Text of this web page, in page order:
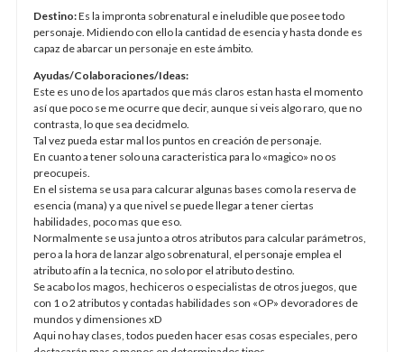
Destino:Es la impronta sobrenatural e ineludible que posee todo
personaje. Midiendo con ello la cantidad de esencia y hasta donde es
capaz de abarcar un personaje en este ámbito.
Ayudas/Colaboraciones/Ideas:
Este es uno de los apartados que más claros estan hasta el momento
así que poco se me ocurre que decir, aunque si veis algo raro, que no
contrasta, lo que sea decidmelo.
Tal vez pueda estar mal los puntos en creación de personaje.
En cuanto a tener solo una caracteristica para lo «magico» no os
preocupeis.
En el sistema se usa para calcurar algunas bases como la reserva de
esencia (mana) y a que nivel se puede llegar a tener ciertas
habilidades, poco mas que eso.
Normalmente se usa junto a otros atributos para calcular parámetros,
pero a la hora de lanzar algo sobrenatural, el personaje emplea el
atributo afín a la tecnica, no solo por el atributo destino.
Se acabo los magos, hechiceros o especialistas de otros juegos, que
con 1 o 2 atributos y contadas habilidades son «OP» devoradores de
mundos y dimensiones xD
Aqui no hay clases, todos pueden hacer esas cosas especiales, pero